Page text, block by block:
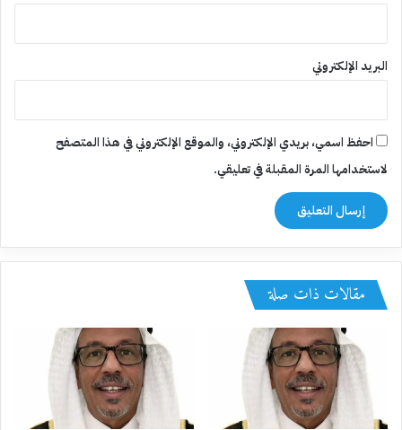
البريد الإلكتروني
احفظ اسمي، بريدي الإلكتروني، والموقع الإلكتروني في هذا المتصفح
لاستخدامها المرة المقبلة في تعليقي.
مقالات ذات صلة